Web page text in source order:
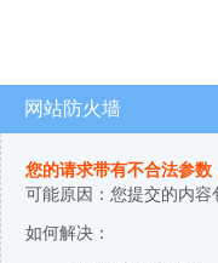
网站防火墙
您的请求带有不合法参数
可能原因：您提交的内
如何解决：